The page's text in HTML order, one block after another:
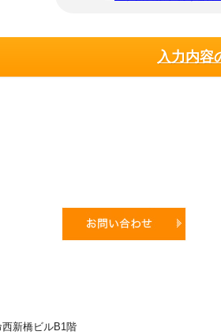
新橋ビルB1階